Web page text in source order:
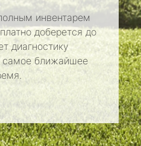
инвентарем
доберется до
диагностику
самое ближайшее